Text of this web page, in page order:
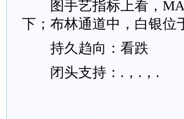
图手艺指标上看，
下；布林通道中，白银位
持久趋向：看跌
闭头支持：.，.，.